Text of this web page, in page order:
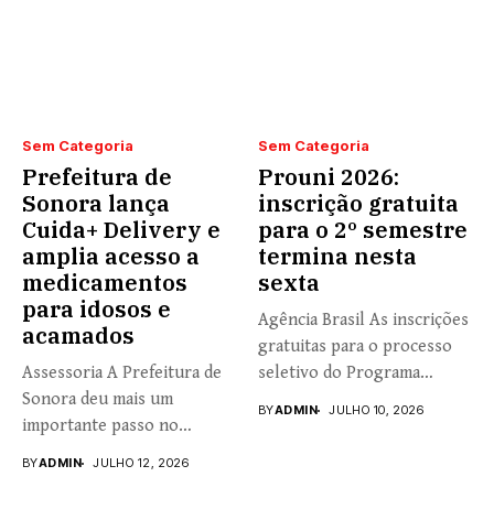
Sem Categoria
Prefeitura de
Sonora lança
Cuida+ Delivery e
amplia acesso a
medicamentos
para idosos e
acamados
Assessoria A Prefeitura de
Sonora deu mais um
importante passo no
BYADMIN JULHO 12, 2026
Sem Categoria
Prouni 2026:
inscrição gratuita
para o 2º semestre
termina nesta
sexta
Agência Brasil As inscrições
gratuitas para o processo
seletivo do Programa
BYADMIN JULHO 10, 2026